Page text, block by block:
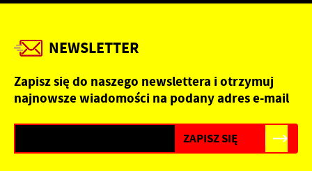
NEWSLETTER
Zapisz się do naszego newslettera i otrzymuj
najnowsze wiadomości na podany adres e-mail
będących naszymi partnerami oraz innych dostawców
usług. Firmy te działają w charakterze pośredników
komunikatów mediów społecznościowych.